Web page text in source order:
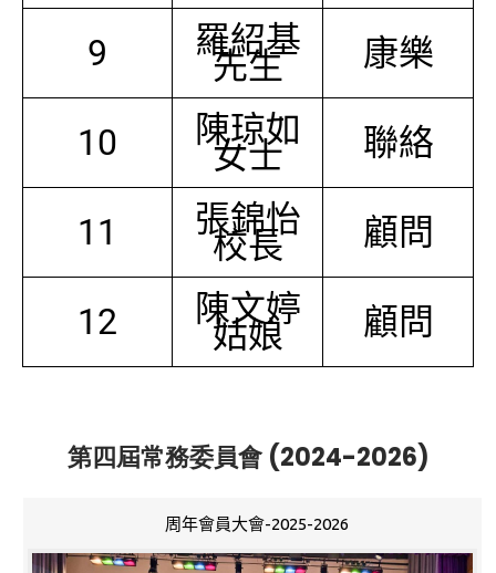
9 羅紹基
先生 康樂
10 陳琼如
女士 聯絡
11 張錦怡
校長 顧問
12 陳文婷
姑娘 顧問
第四屆常務委員會 (2024-2026)
周年會員大會-2025-2026